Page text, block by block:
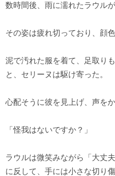
数時間後、雨に濡れたラウルが
その姿は疲れ切っており、顔
泥で汚れた服を着て、足取り
と、セリーヌは駆け寄った。
心配そうに彼を見上げ、声をか
「怪我はないですか？」
ラウルは微笑みながら「大丈
に反して、手には小さな切り